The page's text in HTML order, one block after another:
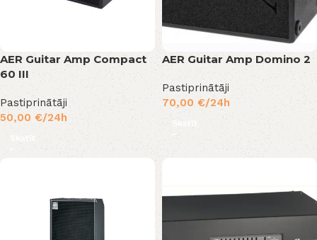
AER Guitar Amp Compact
60 III
Pastiprinātāji
50,00 €/24h
Skatīt
AER Guitar Amp Domino 2
Pastiprinātāji
70,00 €/24h
Skatīt